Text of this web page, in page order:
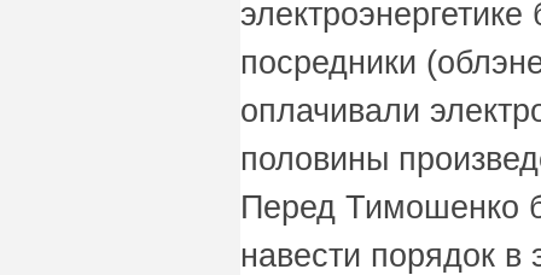
посредники
оплачивали
половины
Перед Тимошенко
навести порядок